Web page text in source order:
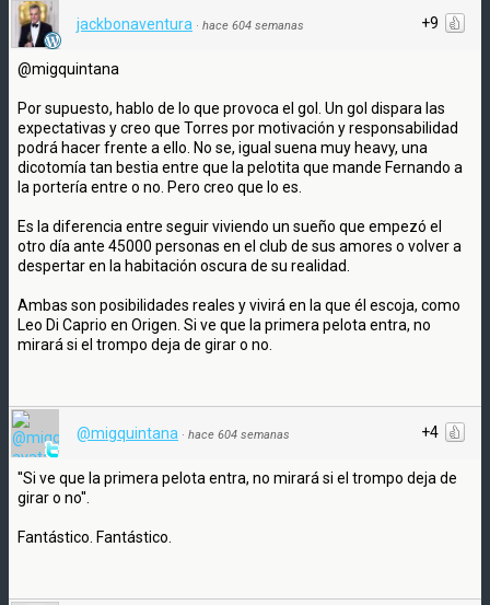
+9
jackbonaventura · hace 604 semanas
@migquintana
Por supuesto, hablo de lo que provoca el gol. Un gol dispara las
expectativas y creo que Torres por motivación y responsabilidad
podrá hacer frente a ello. No se, igual suena muy heavy, una
dicotomía tan bestia entre que la pelotita que mande Fernando a
la portería entre o no. Pero creo que lo es.
Es la diferencia entre seguir viviendo un sueño que empezó el
otro día ante 45000 personas en el club de sus amores o volver a
despertar en la habitación oscura de su realidad.
Ambas son posibilidades reales y vivirá en la que él escoja, como
Leo Di Caprio en Origen. Si ve que la primera pelota entra, no
mirará si el trompo deja de girar o no.
+4
@migquintana · hace 604 semanas
''Si ve que la primera pelota entra, no mirará si el trompo deja de
girar o no''.
Fantástico. Fantástico.